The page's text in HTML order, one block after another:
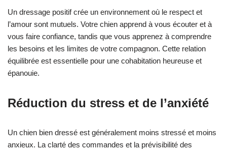
Un dressage positif crée un environnement où le respect et
l’amour sont mutuels. Votre chien apprend à vous écouter et à
vous faire confiance, tandis que vous apprenez à comprendre
les besoins et les limites de votre compagnon. Cette relation
équilibrée est essentielle pour une cohabitation heureuse et
épanouie.
Réduction du stress et de l’anxiété
Un chien bien dressé est généralement moins stressé et moins
anxieux. La clarté des commandes et la prévisibilité des